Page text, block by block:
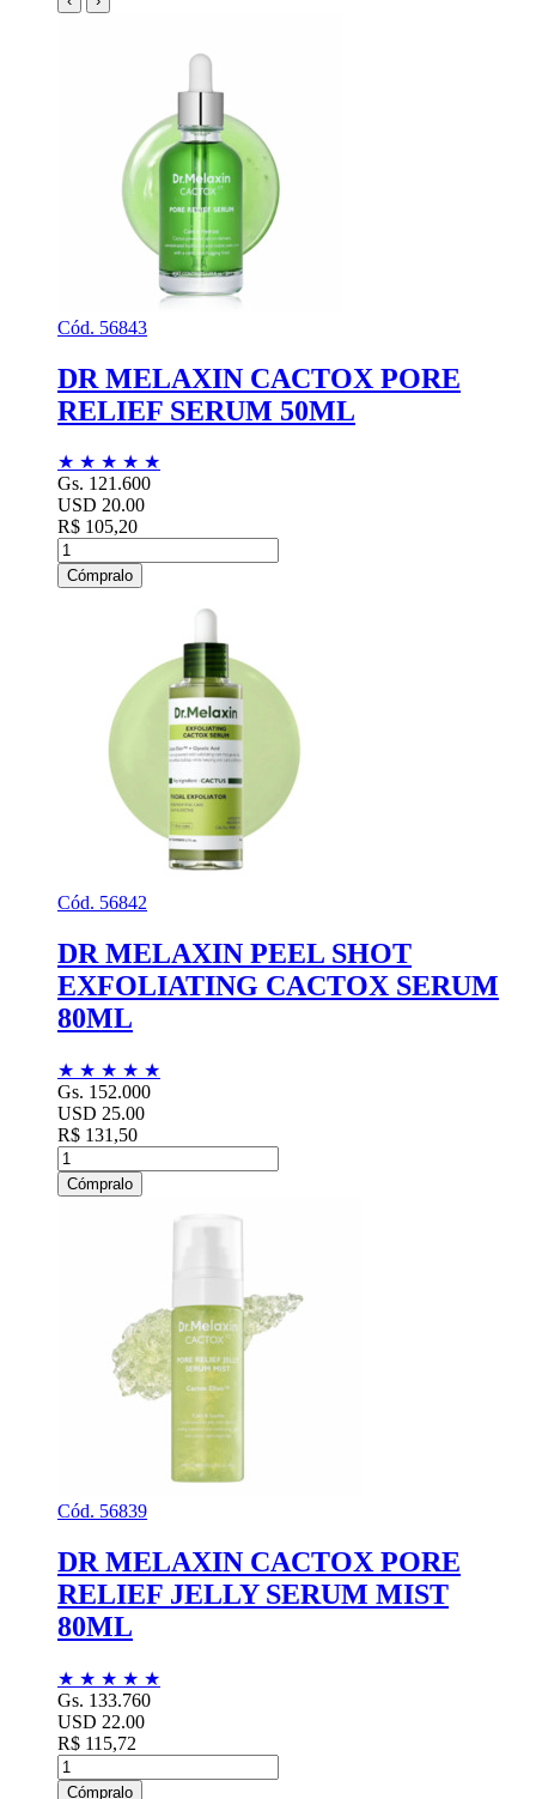
Cód. 56843
DR MELAXIN CACTOX PORE
RELIEF SERUM 50ML
★ ★ ★ ★ ★
Gs. 121.600
USD 20.00
R$ 105,20
Cómpralo
Cód. 56842
DR MELAXIN PEEL SHOT
EXFOLIATING CACTOX SERUM
80ML
★ ★ ★ ★ ★
Gs. 152.000
USD 25.00
R$ 131,50
Cómpralo
Cód. 56839
DR MELAXIN CACTOX PORE
RELIEF JELLY SERUM MIST
80ML
★ ★ ★ ★ ★
Gs. 133.760
USD 22.00
R$ 115,72
Cómpralo